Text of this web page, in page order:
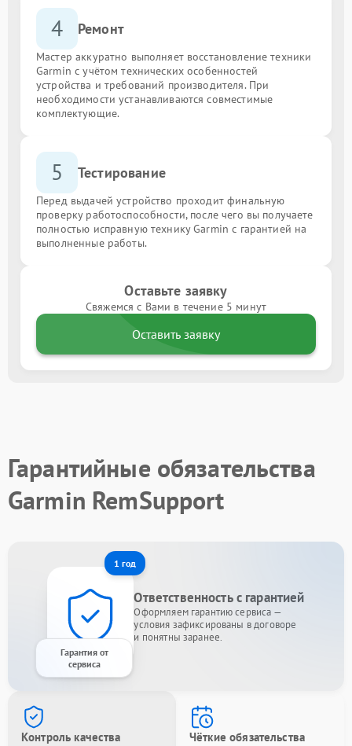
4 Ремонт
Мастер аккуратно выполняет восстановление техники
Garmin с учётом технических особенностей
устройства и требований производителя. При
необходимости устанавливаются совместимые
комплектующие.
5 Тестирование
Перед выдачей устройство проходит финальную
проверку работоспособности, после чего вы получаете
полностью исправную технику Garmin с гарантией на
выполненные работы.
Оставьте заявку
Свяжемся с Вами в течение 5 минут
Оставить заявку
Гарантийные обязательства
Garmin RemSupport
1 год
Гарантия от
сервиса
Ответственность с гарантией
Оформляем гарантию сервиса —
условия зафиксированы в договоре
и понятны заранее.
Контроль качества Чёткие обязательства